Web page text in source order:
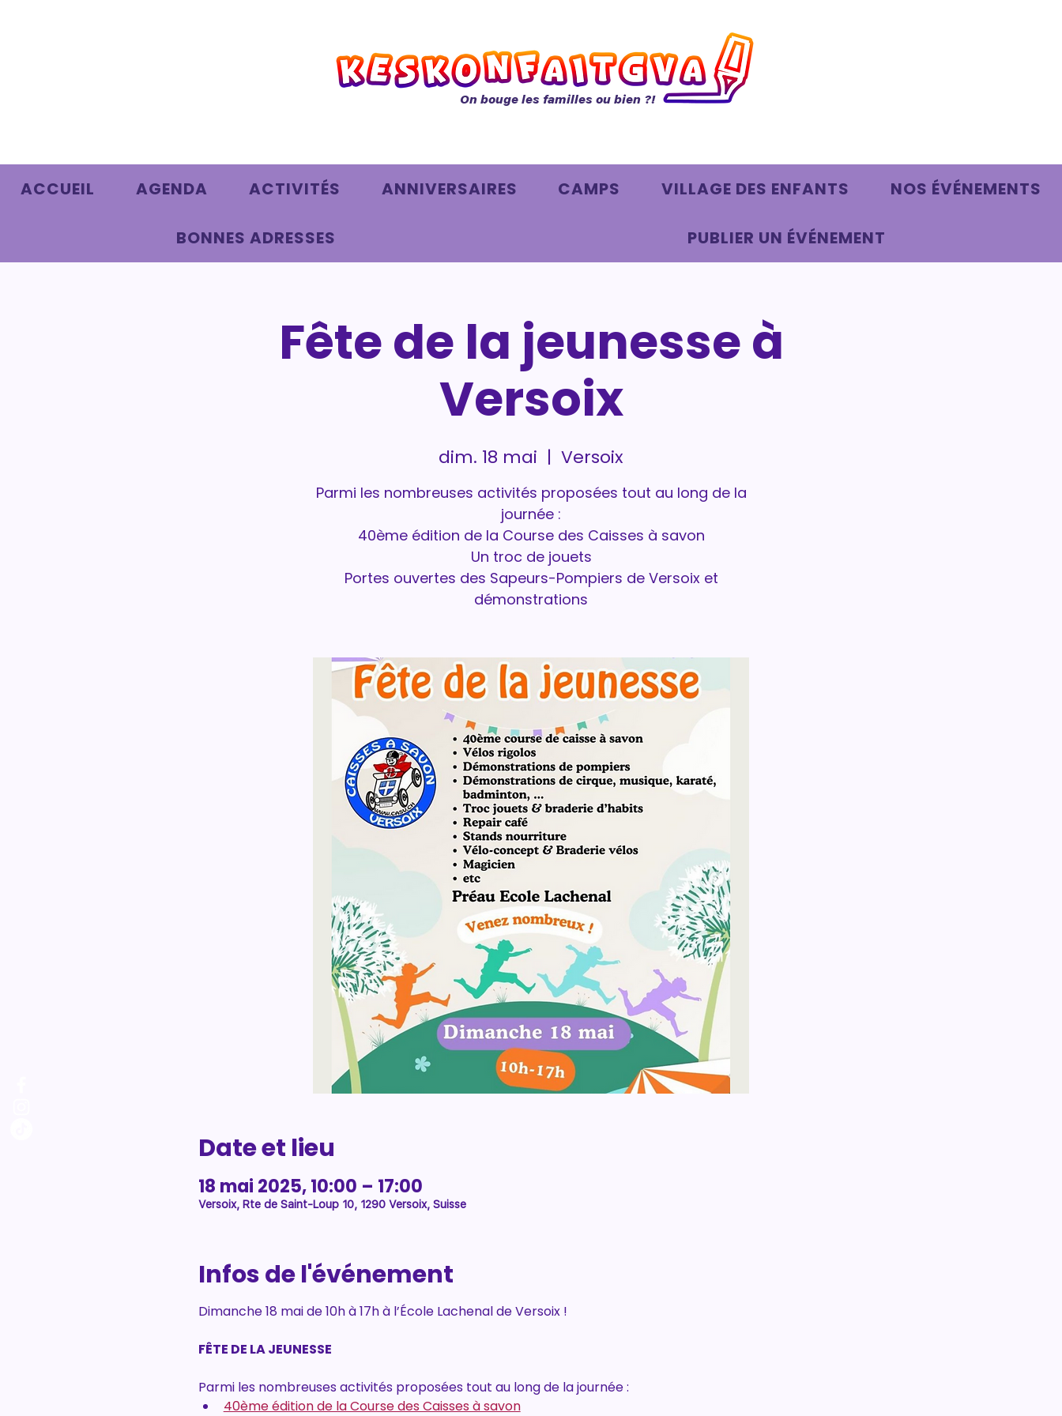
On bouge les familles ou bien ?!
ACCUEIL AGENDA ACTIVITÉS ANNIVERSAIRES CAMPS VILLAGE DES ENFANTS NOS ÉVÉNEMENTS
BONNES ADRESSES PUBLIER UN ÉVÉNEMENT
Fête de la jeunesse à
Versoix
dim. 18 mai
  |
Versoix
Parmi les nombreuses activités proposées tout au long de la
journée :
40ème édition de la Course des Caisses à savon
Un troc de jouets
Portes ouvertes des Sapeurs-Pompiers de Versoix et
Date et lieu
18 mai 2025, 10:00 – 17:00
Versoix, Rte de Saint-Loup 10, 1290 Versoix, Suisse
Infos de l'événement
Dimanche 18 mai de 10h à 17h à l’École Lachenal de Versoix !
FÊTE DE LA JEUNESSE
Parmi les nombreuses activités proposées tout au long de la journée :
40ème édition de la Course des Caisses à savon